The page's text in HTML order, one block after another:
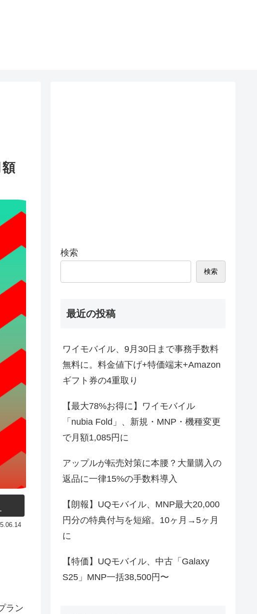
ラン
検索
検索
最近の投稿
ワイモバイル、9月30日まで事務手数料
無料に。料金値下げ+特価端末+Amazon
ギフト券の4重取り
【最大78%お得に】ワイモバイル
「nubia Fold」、新規・MNP・機種変更
で月額1,085円に
アップルが転売対策に本腰？大量購入の
返品に一律15%の手数料導入
【朗報】UQモバイル、MNP最大20,000
円分の特典付与を短縮。10ヶ月→5ヶ月
に
【特価】UQモバイル、中古「Galaxy
S25」MNP一括38,500円〜